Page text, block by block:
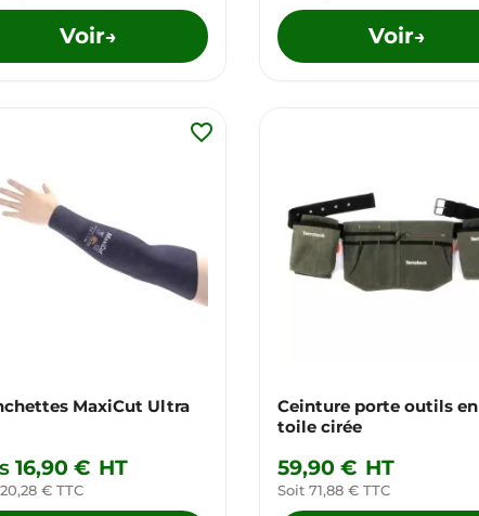
Voir→ Voir→
MaxiCut Ultra
16,90 € HT
€ TTC
favorite_border
Ceinture porte outils en
toile cirée
59,90 € HT
Soit 71,88 € TTC